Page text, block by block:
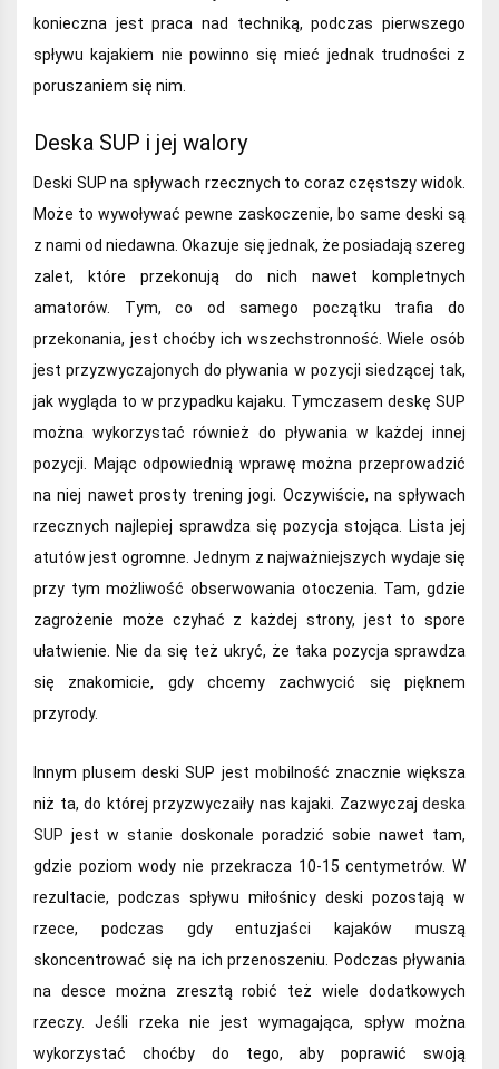
konieczna jest praca nad techniką, podczas pierwszego
spływu kajakiem nie powinno się mieć jednak trudności z
poruszaniem się nim.
Deska SUP i jej walory
Deski SUP na spływach rzecznych to coraz częstszy widok.
Może to wywoływać pewne zaskoczenie, bo same deski są
z nami od niedawna. Okazuje się jednak, że posiadają szereg
zalet, które przekonują do nich nawet kompletnych
amatorów. Tym, co od samego początku trafia do
przekonania, jest choćby ich wszechstronność. Wiele osób
jest przyzwyczajonych do pływania w pozycji siedzącej tak,
jak wygląda to w przypadku kajaku. Tymczasem deskę SUP
można wykorzystać również do pływania w każdej innej
pozycji. Mając odpowiednią wprawę można przeprowadzić
na niej nawet prosty trening jogi. Oczywiście, na spływach
rzecznych najlepiej sprawdza się pozycja stojąca. Lista jej
atutów jest ogromne. Jednym z najważniejszych wydaje się
przy tym możliwość obserwowania otoczenia. Tam, gdzie
zagrożenie może czyhać z każdej strony, jest to spore
ułatwienie. Nie da się też ukryć, że taka pozycja sprawdza
się znakomicie, gdy chcemy zachwycić się pięknem
przyrody.
Innym plusem deski SUP jest mobilność znacznie większa
niż ta, do której przyzwyczaiły nas kajaki. Zazwyczaj deska
SUP jest w stanie doskonale poradzić sobie nawet tam,
gdzie poziom wody nie przekracza 10-15 centymetrów. W
rezultacie, podczas spływu miłośnicy deski pozostają w
rzece, podczas gdy entuzjaści kajaków muszą
skoncentrować się na ich przenoszeniu. Podczas pływania
na desce można zresztą robić też wiele dodatkowych
rzeczy. Jeśli rzeka nie jest wymagająca, spływ można
wykorzystać choćby do tego, aby poprawić swoją